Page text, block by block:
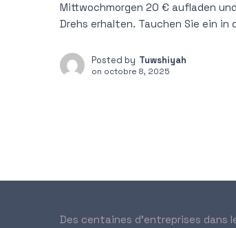
Mittwochmorgen 20 € aufladen
Drehs erhalten. Tauchen Sie ein in
Posted by Tuwshiyah
on octobre 8, 2025
Des centaines d’entreprises dans